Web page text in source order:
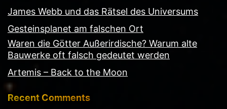
James Webb und das Rätsel des Universums
Gesteinsplanet am falschen Ort
Waren die Götter Außerirdische? Warum alte
Bauwerke oft falsch gedeutet werden
Artemis – Back to the Moon
Recent Comments